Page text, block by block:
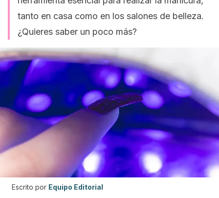
tanto en casa como en los salones de belleza.
¿Quieres saber un poco más?
Escrito por Equipo Editorial